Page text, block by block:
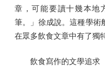
章，可能要讀十幾本地
筆。」徐成說。這種學術
在眾多飲食文章中有了獨
飲食寫作的文學追求